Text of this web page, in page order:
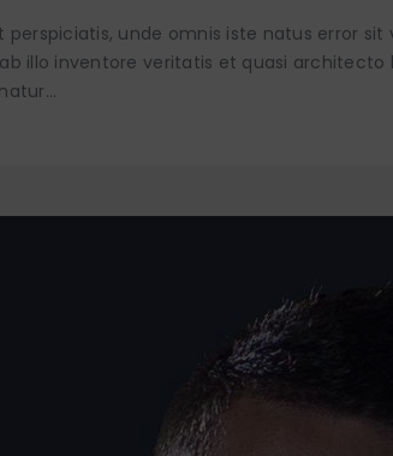
perspiciatis, unde omnis iste natus error
illo inventore veritatis et quasi